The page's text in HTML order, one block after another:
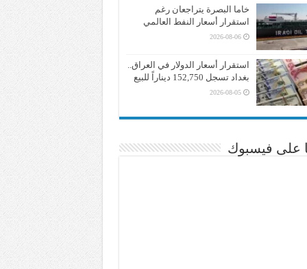
خاما البصرة يتراجعان رغم
استقرار أسعار النفط العالمي
2026-08-06
استقرار أسعار الدولار في العراق..
بغداد تسجل 152,750 ديناراً للبيع
2026-08-05
على فيسبوك